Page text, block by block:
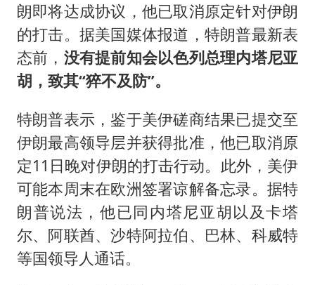
朗即将达成协议，他已取消原定针对伊朗
的打击。据美国媒体报道，特朗普最新表
态前， 没有提前知会以色列总理内塔尼亚
胡，致其“猝不及防”。
特朗普表示，鉴于美伊磋商结果已提交至
伊朗最高领导层并获得批准，他已取消原
定11日晚对伊朗的打击行动。此外，美伊
可能本周末在欧洲签署谅解备忘录。据特
朗普说法，他已同内塔尼亚胡以及卡塔
尔、阿联酋、沙特阿拉伯、巴林、科威特
等国领导人通话。